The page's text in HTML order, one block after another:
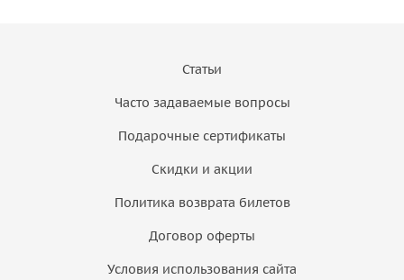
Статьи
Часто задаваемые вопросы
Подарочные сертификаты
Скидки и акции
Политика возврата билетов
Договор оферты
Условия использования сайта